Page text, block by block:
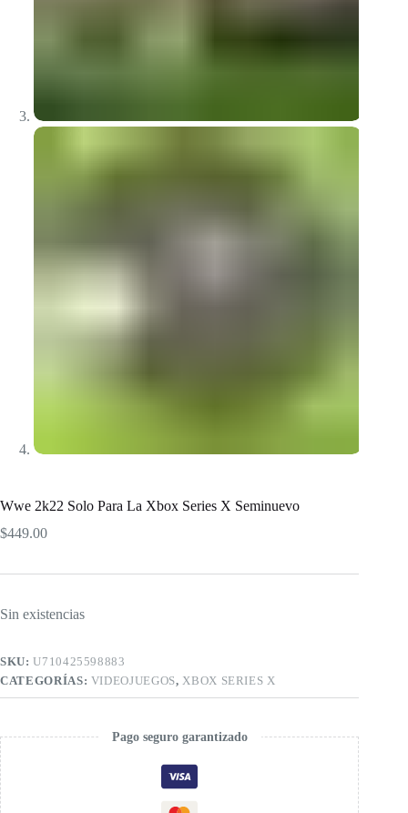
Wwe 2k22 Solo Para La Xbox Series X Seminuevo
$449.00
Sin existencias
SKU:U710425598883
CATEGORÍAS: VIDEOJUEGOS, XBOX SERIES X
Pago seguro garantizado